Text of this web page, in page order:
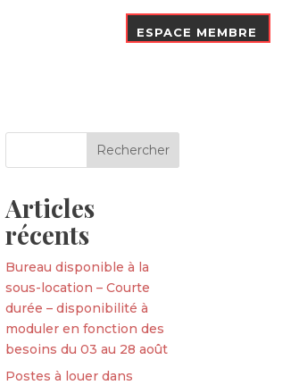
ESPACE MEMBRE
Articles
récents
Bureau disponible à la
sous-location – Courte
durée – disponibilité à
moduler en fonction des
besoins du 03 au 28 août
Postes à louer dans